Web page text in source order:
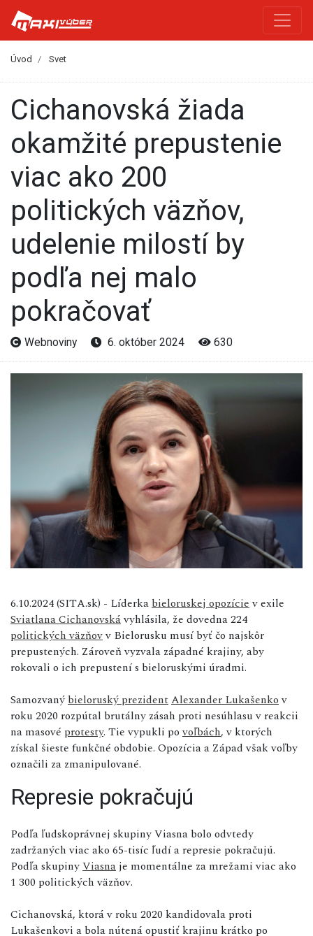
Úvod Svet
Cichanovská žiada
okamžité prepustenie
viac ako 200
politických väzňov,
udelenie milostí by
podľa nej malo
pokračovať
Webnoviny 6. október 2024 630
6.10.2024 (SITA.sk) - Líderka bieloruskej opozíciev exile
Sviatlana Cichanovskávyhlásila, že dovedna 224
politických väzňovv Bielorusku musí byť čo najskôr
prepustených. Zároveň vyzvala západné krajiny, aby
rokovali o ich prepustení s bieloruskými úradmi.
Samozvaný bieloruský prezidentAlexander Lukašenkov
roku 2020 rozpútal brutálny zásah proti nesúhlasu v reakcii
na masové protesty. Tie vypukli povoľbách, v ktorých
získal šieste funkčné obdobie. Opozícia a Západ však voľby
označili za zmanipulované.
Represie pokračujú
Podľa ľudskoprávnej skupiny Viasna bolo odvtedy
zadržaných viac ako 65-tisíc ľudí a represie pokračujú.
Podľa skupinyViasna je momentálne za mrežami viac ako
1 300 politických väzňov.
Cichanovská, ktorá v roku 2020 kandidovala proti
Lukašenkovi a bola nútená opustiť krajinu krátko po